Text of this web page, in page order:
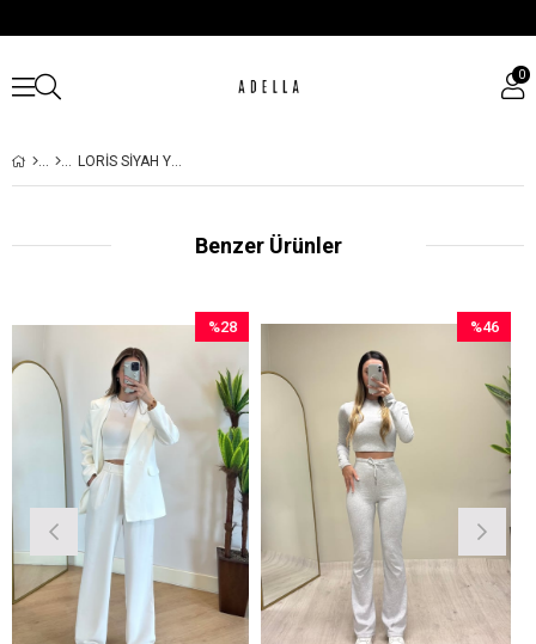
0
LORIS SIYAH YELEK TAKIM
Benzer Ürünler
%28
İndirim
%28İndirim
%46
İndirim
%46İndirim